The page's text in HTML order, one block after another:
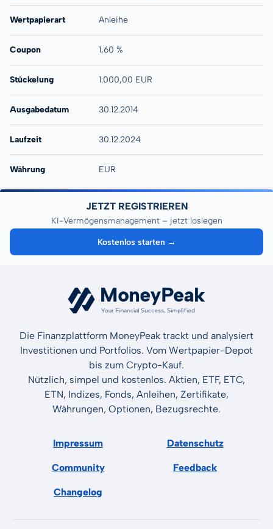
Wertpapierart Anleihe
Coupon 1,60 %
Stückelung 1.000,00 EUR
Ausgabedatum 30.12.2014
Laufzeit 30.12.2024
Währung EUR
JETZT REGISTRIEREN
KI-Vermögensmanagement – jetzt loslegen
Kostenlos starten →
Die Finanzplattform MoneyPeak trackt und analysiert
Investitionen und Portfolios. Vom Wertpapier-Depot
bis zum Crypto-Kauf.
Nützlich, simpel und kostenlos. Aktien, ETF, ETC,
ETN, Indizes, Fonds, Anleihen, Zertifikate,
Währungen, Optionen, Bezugsrechte.
Impressum Datenschutz
Community Feedback
Changelog